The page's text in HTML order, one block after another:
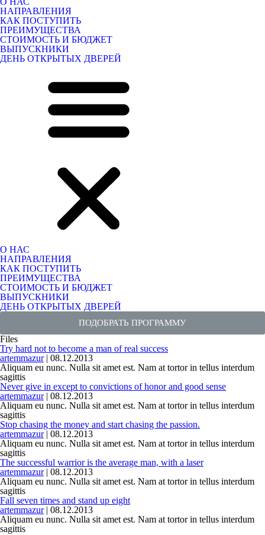
НАПРАВЛЕНИЯ
КАК ПОСТУПИТЬ
ПРЕИМУЩЕСТВА
СТОИМОСТЬ И БЮДЖЕТ
ВЫПУСКНИКИ
ДЕНЬ ОТКРЫТЫХ ДВЕРЕЙ
О НАС
НАПРАВЛЕНИЯ
КАК ПОСТУПИТЬ
ПРЕИМУЩЕСТВА
СТОИМОСТЬ И БЮДЖЕТ
ВЫПУСКНИКИ
ДЕНЬ ОТКРЫТЫХ ДВЕРЕЙ
ПОДОБРАТЬ ПРОГРАММУ
Files
Try hard not to become a man of real success
artemmazur | 08.12.2013
Aliquam eu nunc. Nulla sit amet est. Nam at tortor in tellus interdum
sagittis
Never give in except to convictions of honor and good sense
artemmazur | 08.12.2013
Aliquam eu nunc. Nulla sit amet est. Nam at tortor in tellus interdum
sagittis
Stop chasing the money and start chasing the passion.
artemmazur | 08.12.2013
Aliquam eu nunc. Nulla sit amet est. Nam at tortor in tellus interdum
sagittis
The successful warrior is the average man, with a laser
artemmazur | 08.12.2013
Aliquam eu nunc. Nulla sit amet est. Nam at tortor in tellus interdum
sagittis
Fall seven times and stand up eight
artemmazur | 08.12.2013
Aliquam eu nunc. Nulla sit amet est. Nam at tortor in tellus interdum
sagittis